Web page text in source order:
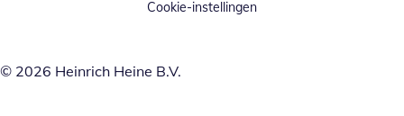
Cookie-instellingen
© 2026 Heinrich Heine B.V.